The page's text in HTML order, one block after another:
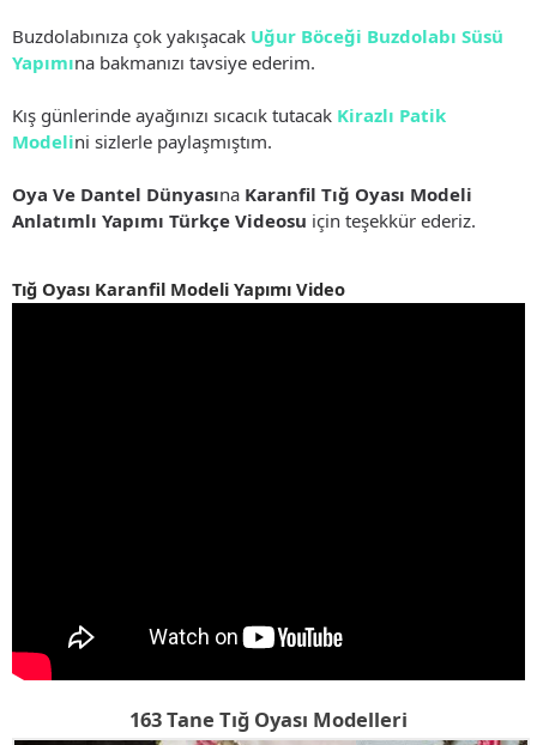
Buzdolabınıza çok yakışacak Uğur Böceği Buzdolabı Süsü
Yapımına bakmanızı tavsiye ederim.
Kış günlerinde ayağınızı sıcacık tutacak Kirazlı Patik
Modelini sizlerle paylaşmıştım.
Oya Ve Dantel Dünyasına Karanfil Tığ Oyası Modeli
Anlatımlı Yapımı Türkçe Videosu için teşekkür ederiz.
Tığ Oyası Karanfil Modeli Yapımı Video
163 Tane Tığ Oyası Modelleri